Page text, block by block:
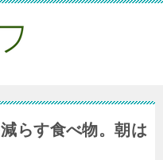
らす食べ物。朝は